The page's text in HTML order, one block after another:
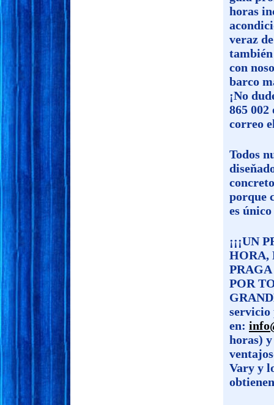
horas
veraz
también
con
barco
¡No
865
correo
Todos
porque
es
¡¡¡UN
HORA,
POR
servicio
en:
horas)
Vary y